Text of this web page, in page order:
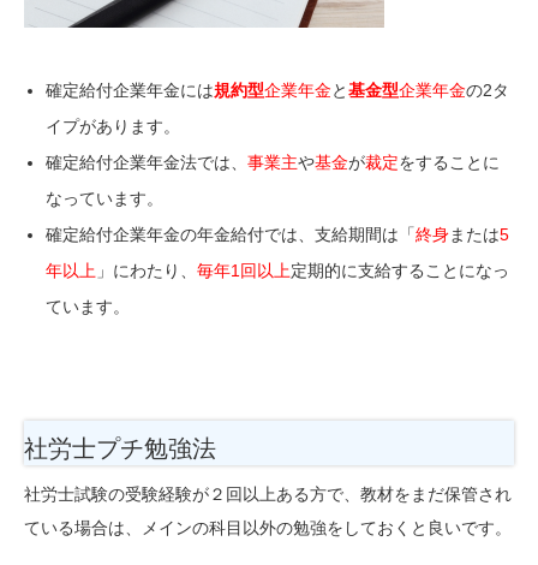
確定給付企業年金には規約型企業年金と基金型企業年金の2タ
イプがあります。
確定給付企業年金法では、事業主や基金が裁定をすることに
なっています。
確定給付企業年金の年金給付では、支給期間は「終身または5
年以上 」にわたり、毎年1回以上定期的に支給することになっ
ています。
社労士プチ勉強法
社労士試験の受験経験が２回以上ある方で、教材をまだ保管され
ている場合は、メインの科目以外の勉強をしておくと良いです。